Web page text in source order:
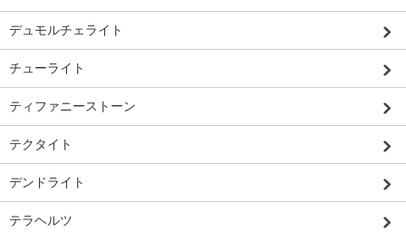
デュモルチェライト
チューライト
ティファニーストーン
テクタイト
デンドライト
テラヘルツ